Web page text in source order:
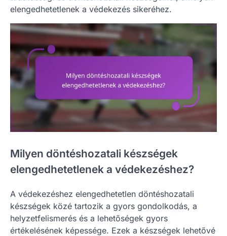
elengedhetetlenek a védekezés sikeréhez.
Milyen döntéshozatali készségek
elengedhetetlenek a védekezéshez?
A védekezéshez elengedhetetlen döntéshozatali
készségek közé tartozik a gyors gondolkodás, a
helyzetfelismerés és a lehetőségek gyors
értékelésének képessége. Ezek a készségek lehetővé